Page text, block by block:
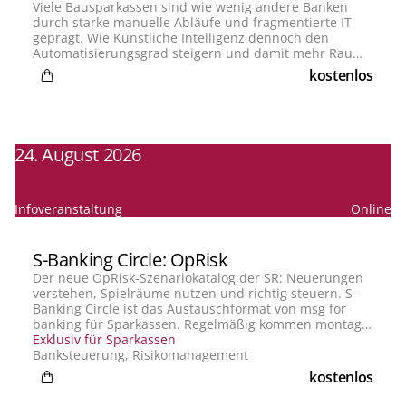
Viele Bausparkassen sind wie wenig andere Banken
durch starke manuelle Abläufe und fragmentierte IT
geprägt. Wie Künstliche Intelligenz dennoch den
Automatisierungsgrad steigern und damit mehr Raum
für wertschöpfende Tätigkeiten schaffen kann, eruieren
die KI-Experten auf Basis von entsprechendenkostenlos
24. August 2026
Infoveranstaltung Online
S-Banking Circle: OpRisk
Der neue OpRisk-Szenariokatalog der SR: Neuerungen
verstehen, Spielräume nutzen und richtig steuern. S-
Banking Circle ist das Austauschformat von msg for
banking für Sparkassen. Regelmäßig kommen montags
Fachleute aus der Praxis zusammen, um aktuelle
Themen rund um die Banksteuerung zu diskutieren,
Erfahrungen zu teilen und gemeinsam weiterzudenken.
Unsere Experten setzen mit gezielten Impulsen den
Exklusiv für Sparkassen
Banksteuerung, Risikomanagement
kostenlos